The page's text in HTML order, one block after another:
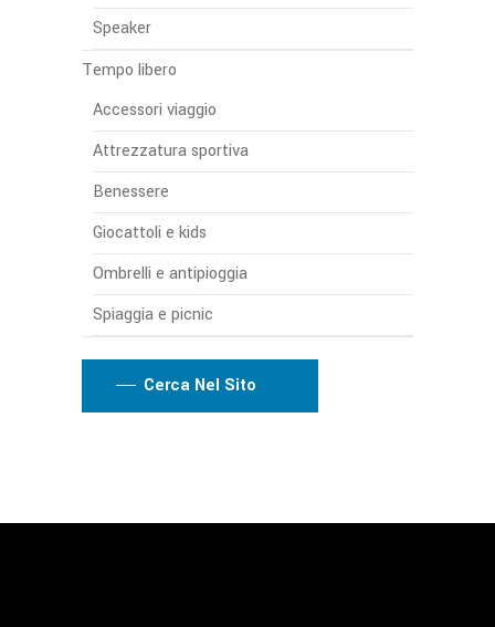
Speaker
Tempo libero
Accessori viaggio
Attrezzatura sportiva
Benessere
Giocattoli e kids
Ombrelli e antipioggia
Spiaggia e picnic
Cerca Nel Sito